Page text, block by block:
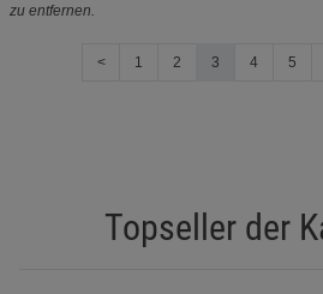
zu entfernen.
< 1 2 3 4 5
Topseller der